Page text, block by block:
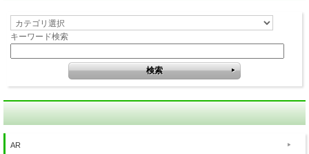
キーワード検索
AR